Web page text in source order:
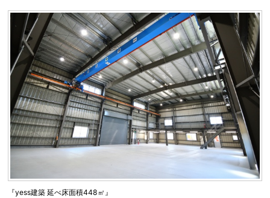
『yess建築 延べ床面積448㎡』